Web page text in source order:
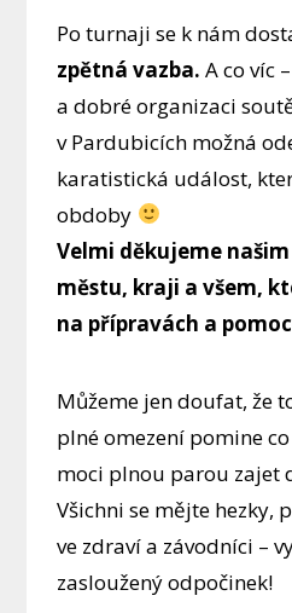
Po turnaji se k nám
zpětná vazba. A co víc
a dobré organizaci
v Pardubicích možná
karatistická událost,
obdoby
Velmi děkujeme
městu, kraji a všem,
na přípravách a
Můžeme jen doufat, že
plné omezení pomine
moci plnou parou zajet
Všichni se mějte hezky,
ve zdraví a závodníci –
zasloužený odpočinek!